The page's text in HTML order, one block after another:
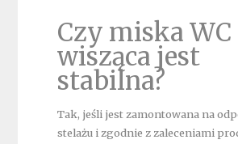
Czy miska WC
wisząca jest
stabilna?
Tak, jeśli jest zamontowana na
stelażu i zgodnie z zaleceniami